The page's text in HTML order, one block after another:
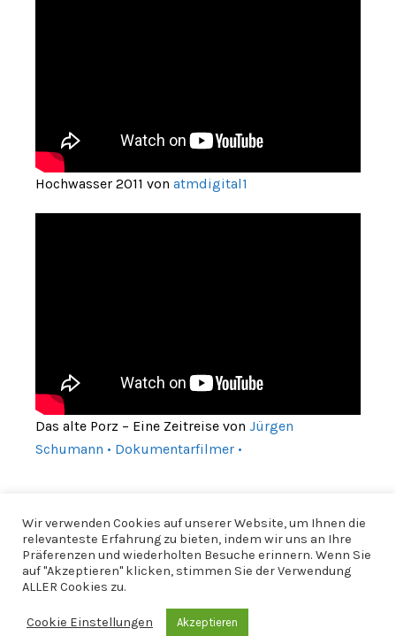
Hochwasser 2011 von atmdigital1
Das alte Porz – Eine Zeitreise von Jürgen
Schumann • Dokumentarfilmer •
Wir verwenden Cookies auf unserer Website, um Ihnen die
relevanteste Erfahrung zu bieten, indem wir uns an Ihre
Präferenzen und wiederholten Besuche erinnern. Wenn Sie
auf "Akzeptieren" klicken, stimmen Sie der Verwendung
ALLER Cookies zu.
Cookie Einstellungen Akzeptieren